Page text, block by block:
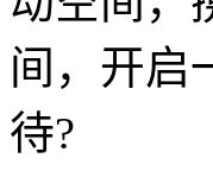
间，开启
待?